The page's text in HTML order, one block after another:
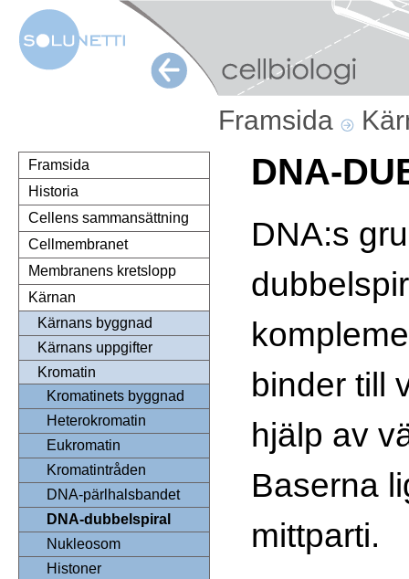
Framsida
Framsida
Historia
Cellens sammansättning
Cellmembranet
Membranens kretslopp
Kärnan
Kärnans byggnad
Kärnans uppgifter
Kromatin
Kromatinets byggnad
Heterokromatin
Eukromatin
Kromatintråden
DNA-pärlhalsbandet
DNA-dubbelspiral
Nukleosom
Histoner
DNA-
DNA:s
binder till
hjälp av
Baserna
mittparti.